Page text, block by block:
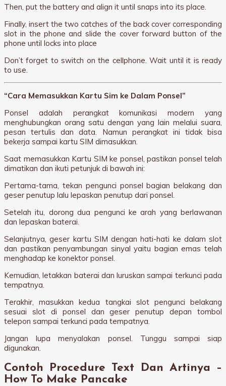
Then, put the battery and align it until snaps into its place.
Finally, insert the two catches of the back cover corresponding
slot in the phone and slide the cover forward button of the
phone until locks into place
Don’t forget to switch on the cellphone. Wait until it is ready
to use.
“Cara Memasukkan Kartu Sim ke Dalam Ponsel”
Ponsel adalah perangkat komunikasi modern yang
menghubungkan orang satu dengan yang lain melalui suara,
pesan tertulis dan data. Namun perangkat ini tidak bisa
bekerja sampai kartu SIM dimasukkan.
Saat memasukkan Kartu SIM ke ponsel, pastikan ponsel telah
dimatikan dan ikuti petunjuk di bawah ini:
Pertama-tama, tekan pengunci ponsel bagian belakang dan
geser penutup lalu lepaskan penutup dari ponsel.
Setelah itu, dorong dua pengunci ke arah yang berlawanan
dan lepaskan baterai.
Selanjutnya, geser kartu SIM dengan hati-hati ke dalam slot
dan pastikan penyambungan sinyal yaitu bagian emas telah
menghadap ke konektor ponsel.
Kemudian, letakkan baterai dan luruskan sampai terkunci pada
tempatnya.
Terakhir, masukkan kedua tangkai slot pengunci belakang
sesuai slot di ponsel dan geser penutup depan tombol
telepon sampai terkunci pada tempatnya.
Jangan lupa menyalakan ponsel. Tunggu sampai siap
digunakan.
Contoh Procedure Text Dan Artinya –
How To Make Pancake